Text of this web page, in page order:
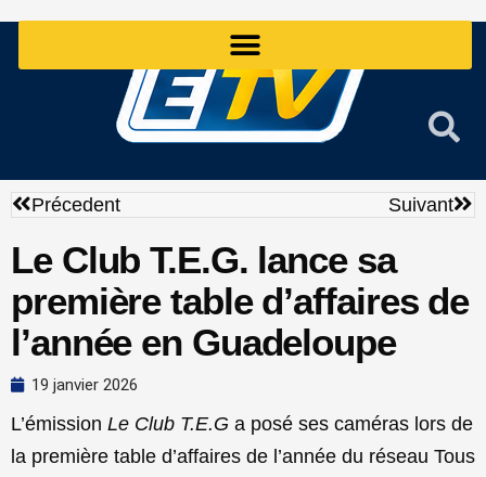
Précédent
Précedent Suivant
Le Club T.E.G. lance sa
première table d’affaires de
l’année en Guadeloupe
19 janvier 2026
L’émission Le Club T.E.G a posé ses caméras lors de
la première table d’affaires de l’année du réseau Tous